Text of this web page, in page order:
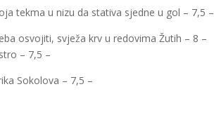
tekma u nizu da stativa sjedne u gol – 7,5 –
osvojiti, svježa krv u redovima Žutih – 8 –
– 7,5 –
Sokolova – 7,5 –